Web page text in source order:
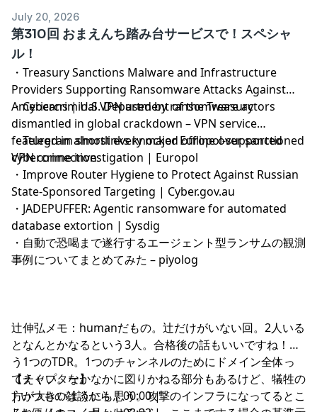
いて映画の「エイリアン」思い出した。実はAIがやってい
ました事案。思う存分過ぎた。外に出るための動きをする
とは。AI in the wild!!! 守る側の行動は断られるんかー
い。思考パターンが人間がしそうなことをしてるとボクも
思った。人間側が制御できていないことが問題。ん？もし
かして、これもマーケティング的なことだったりする？う
がちすぎかな。状況の変化速度に追随しないとなぁ。想定
外があるからやめられない。
July 20, 2026
第310回 おまえんち踏み台サービスで！スペシャ
ル！
・ Treasury Sanctions Malware and Infrastructure
Providers Supporting Ransomware Attacks Against
Americans | U.S. Department of the Treasury
・Cybercriminal VPN used by ransomware actors
dismantled in global crackdown – VPN service
featured in almost every major Europol-supported
cybercrime investigation | Europol
・Telegram shortlinks knocked offline over sanctioned
VPN connection
・ Improve Router Hygiene to Protect Against Russian
State-Sponsored Targeting | Cyber.gov.au
・ JADEPUFFER: Agentic ransomware for automated
database extortion | Sysdig
・ 自動で恐喝まで遂行するエージェント型ランサムの観測
事例についてまとめてみた – piyolog
辻伸弘メモ：humanだもの。辻だけがいない回。2人いる
となんとかなるという3人。合格後の話もいいですね！も
う1つのTDR。1つのチャンネルのためにドメイン全体っ
てえぐい。なかなかに図りかねる部分もあるけど、犠牲の
方が大きいようにも思う。攻撃のインフラになってるとこ
【チャプター】
| いつもの雑談から | 00:00 |